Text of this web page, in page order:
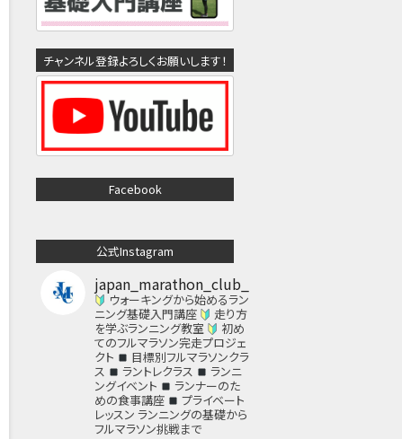
チャンネル登録よろしくお願いします！
Facebook
公式Instagram
japan_marathon_club_
ウォーキングから始めるラン
ニング基礎入門講座
走り方
を学ぶランニング教室
初め
てのフルマラソン完走プロジェ
クト
目標別フルマラソンクラ
ス
ラントレクラス
ランニ
ングイベント
ランナーのた
めの食事講座
プライベート
レッスン ランニングの基礎から
フルマラソン挑戦まで